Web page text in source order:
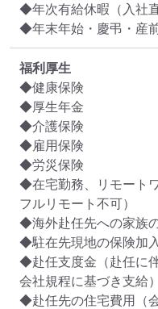
◆年次有給休暇（入社直
◆年末年始・慶弔・産
福利厚生
◆健康保険
◆厚生年金
◆介護保険
◆雇用保険
◆労災保険
◆在宅勤務、リモート
フルリモート不可）
◆海外赴任先への家族
◆駐在先現地の保険加
◆赴任支度金（赴任に
会社規程に基づき支給）
◆赴任先の住宅費用（